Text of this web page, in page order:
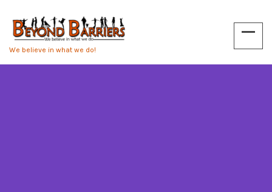
We believe in what we do!